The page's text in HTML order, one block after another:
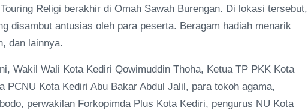
Religi berakhir di Omah Sawah Burengan. Di lokasi tersebut,
disambut antusias oleh para peserta. Beragam hadiah menarik
dan lainnya.
Wakil Wali Kota Kediri Qowimuddin Thoha, Ketua TP PKK Kota
PCNU Kota Kediri Abu Bakar Abdul Jalil, para tokoh agama,
perwakilan Forkopimda Plus Kota Kediri, pengurus NU Kota